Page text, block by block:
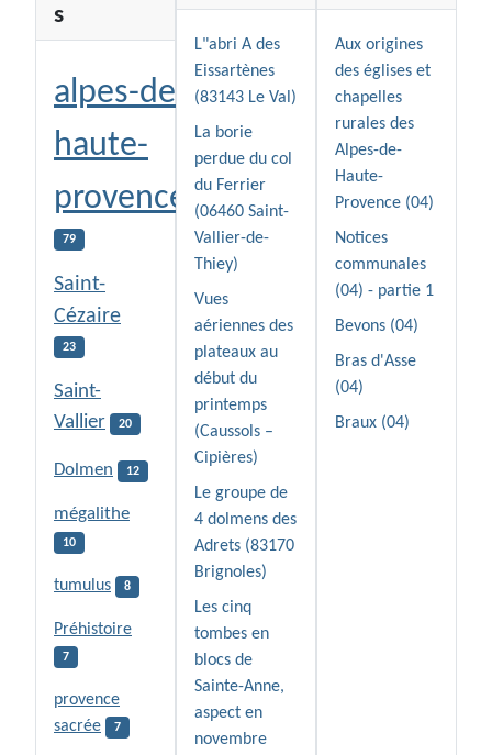
s
alpes-de-
haute-
provence
79
Saint-
Cézaire
23
Saint-
Vallier
20
Dolmen 12
mégalithe
10
tumulus 8
Préhistoire
7
provence
sacrée
7
L"abri A des
Eissartènes
(83143 Le Val)
La borie
perdue du col
du Ferrier
(06460 Saint-
Vallier-de-
Thiey)
Vues
aériennes des
plateaux au
début du
printemps
(Caussols –
Cipières)
Le groupe de
4 dolmens des
Adrets (83170
Brignoles)
Les cinq
tombes en
blocs de
Sainte-Anne,
aspect en
novembre
Aux origines
des églises et
chapelles
rurales des
Alpes-de-
Haute-
Provence (04)
Notices
communales
(04) - partie 1
Bevons (04)
Bras d'Asse
(04)
Braux (04)